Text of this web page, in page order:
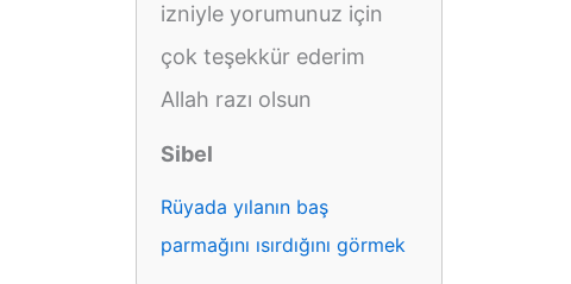
izniyle yorumunuz için
çok teşekkür ederim
Allah razı olsun
Sibel
Rüyada yılanın baş
parmağını ısırdığını görmek